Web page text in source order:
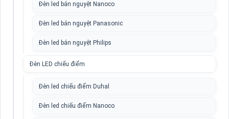
Đèn led bán nguyệt Nanoco
Đèn led bán nguyệt Panasonic
Đèn led bán nguyệt Philips
Đèn LED chiếu điểm
Đèn led chiếu điểm Duhal
Đèn led chiếu điểm Nanoco